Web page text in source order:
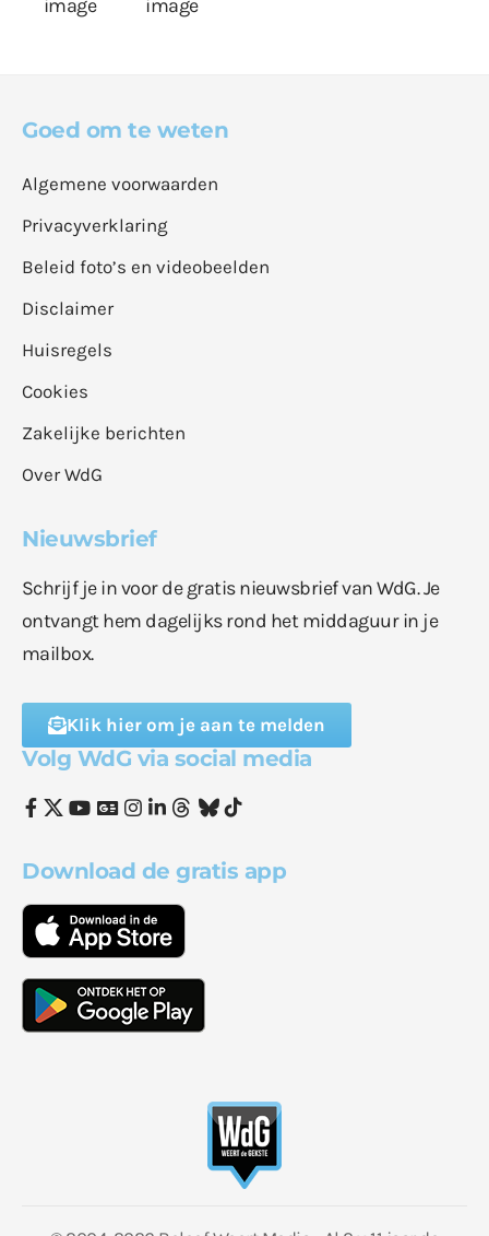
Goed om te weten
Algemene voorwaarden
Privacyverklaring
Beleid foto’s en videobeelden
Disclaimer
Huisregels
Cookies
Zakelijke berichten
Over WdG
Nieuwsbrief
Schrijf je in voor de gratis nieuwsbrief van WdG. Je
ontvangt hem dagelijks rond het middaguur in je
mailbox.
Klik hier om je aan te melden
Volg WdG via social media
Download de gratis app